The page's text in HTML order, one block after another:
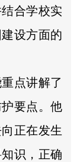
合学校实
设方面的
点讲解了
要点。他
正在发生
识，正确